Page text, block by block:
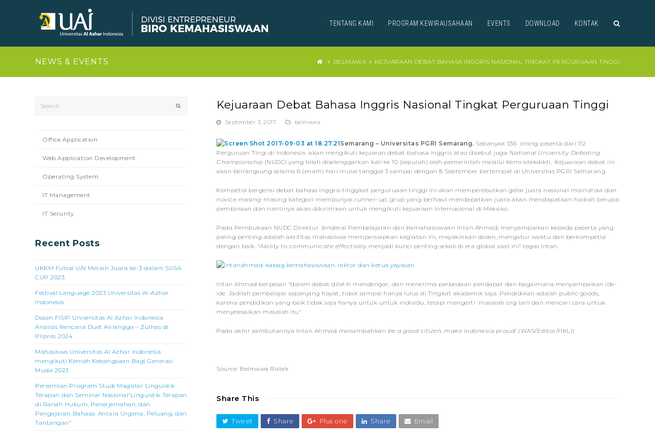
TENTANG KAMI PROGRAM KEWIRAUSAHAAN EVENTS DOWNLOAD KONTAK
NEWS & EVENTS BELMAWA KEJUARAAN DEBAT BAHASA INGGRIS NASIONAL TINGKAT PERGURUAAN TINGGI
Kejuaraan Debat Bahasa Inggris Nasional Tingkat Perguruaan Tinggi
September 3, 2017 belmawa
Semarang – Universitas PGRI Semarang. Sebanyak 336 orang peserta dari 112
Perguruan Tingi di Indonesia akan mengikuti kejuaran debat bahasa inggris atau disebut juga National University Debating
Championship (NUDC) yang telah diselenggarkan kali ke 10 (sepuluh) oleh pemerintah melalui Kemristekdikti. Kejuaraan debat ini
akan berlangsung selama 6 (enam) hari mulai tanggal 3 sampai dengan 8 September bertempat di Universitas PGRI Semarang.
Kompetisi bergensi debat bahasa inggris tinggkat perguruaan tinggi ini akan memperebutkan gelar juara nasional maindrawdan
novice masing-masing kategori mempunyai runner-up, grup yang berhasil mendapatkan juara akan mendapatkan hadiah berupa
pembinaan dan nantinya akan dikirimkan untuk mengikuti kejuaraan Internasional di Meksiko.
Pada Pembukaan NUDC Direktur Jenderal Pembelajaran dan Kemahasiswaan Intan Ahmad, menyampaikan kepada peserta yang
paling penting adalah aktifitas mahasiswa mempersiapkan kegiatan ini, meyakinkan dosen, mengatur waktu dan berkompetisi
dengan baik. “Ability to communicate effectivelymenjadi kunci penting sekali di era global saat ini” tegas Intan.
Intan Ahmad berpesan “dalam debat dilatih mendengar, dan menerima perbedaan pendapat dan bagaimana menyampaikan ide-
ide. Jadilah pembelajar sepanjang hayat, tidak sampai hanya lulus di Tingkat akademik saja. Pendidikan adalah public goods,
karena pendidikan yang baik tidak saja hanya untuk untuk individu, tetapi mengerti masalah org lain dan mencari cara untuk
menyelesaikan masalah itu”
Pada akhir sambutannya Intan Ahmad menambahkan be a good citizen, make indonesia proud! (WAS/Editor/HKLI)
Source: Belmawa Ristek
Share This
Tweet Share Plus one Share Email
Office Application
Web Application Development
Operating System
IT Management
IT Security
Recent Posts
UKKM Futsal UAI Meraih Juara ke-3 dalam SUSA
CUP 2023
Festival Language 2023 Universitas Al-Azhar
Indonesia
Dosen FISIP Universitas Al Azhar Indonesia
Analisis Rencana Duet Airlangga – Zulhas di
Pilpres 2024
Mahasiswa Universitas Al Azhar Indonesia
mengikuti Kemah Kebangsaan Bagi Generasi
Muda 2023
Peresmian Program Studi Magister Linguistik
Terapan dan Seminar Nasional“Linguistik Terapan
di Ranah Hukum, Penerjemahan, dan
Pengajaran Bahasa: Antara Urgensi, Peluang, dan
Tantangan”